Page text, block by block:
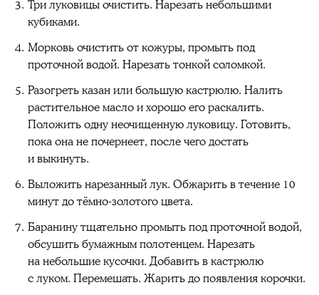
Три луковицы очистить. Нарезать небольшими
кубиками.
Морковь очистить от кожуры, промыть под
проточной водой. Нарезать тонкой соломкой.
Разогреть казан или большую кастрюлю. Налить
растительное масло и хорошо его раскалить.
Положить одну неочищенную луковицу. Готовить,
пока она не почернеет, после чего достать
и выкинуть.
Выложить нарезанный лук. Обжарить в течение 10
минут до тёмно-золотого цвета.
Баранину тщательно промыть под проточной водой,
обсушить бумажным полотенцем. Нарезать
на небольшие кусочки. Добавить в кастрюлю
с луком. Перемешать. Жарить до появления корочки.